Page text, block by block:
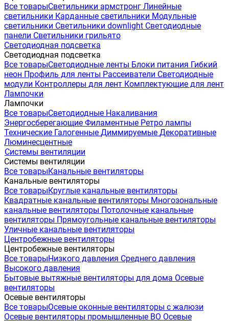
Все товарыСветильники армстронг Линейные
светильники Карданные светильники Модульные
светильники Светильники downlight Светодиодные
панели Светильники грильято
Светодиодная подсветка
Светодиодная подсветка
Все товарыСветодиодные ленты Блоки питания Гибкий
неон Профиль для ленты Рассеиватели Светодиодные
модули Контроллеры для лент Комплектующие для лент
Лампочки
Лампочки
Все товарыСветодиодные Накаливания
Энергосберегающие Филаментные Ретро лампы
Технические Галогенные Диммируемые Декоративные
Люминесцентные
Системы вентиляции
Системы вентиляции
Все товарыКанальные вентиляторы
Канальные вентиляторы
Все товарыКруглые канальные вентиляторы
Квадратные канальные вентиляторы Многозональные
канальные вентиляторы Потолочные канальные
вентиляторы Прямоугольные канальные вентиляторы
Уличные канальные вентиляторы
Центробежные вентиляторы
Центробежные вентиляторы
Все товарыНизкого давления Среднего давления
Высокого давления
Бытовые вытяжные вентиляторы для дома Осевые
вентиляторы
Осевые вентиляторы
Все товарыОсевые оконные вентиляторы с жалюзи
Осевые вентиляторы промышленные ВО Осевые